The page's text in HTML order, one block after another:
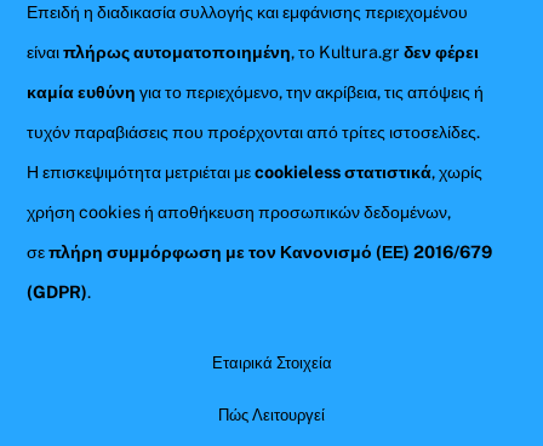
Επειδή η διαδικασία συλλογής και εμφάνισης περιεχομένου
είναιπλήρως αυτοματοποιημένη, το Kultura.grδεν φέρει
καμία ευθύνη για το περιεχόμενο, την ακρίβεια, τις απόψεις ή
τυχόν παραβιάσεις που προέρχονται από τρίτες ιστοσελίδες.
Η επισκεψιμότητα μετριέται μεcookieless στατιστικά, χωρίς
χρήση cookies ή αποθήκευση προσωπικών δεδομένων,
σεπλήρη συμμόρφωση με τον Κανονισμό (ΕΕ) 2016/679
(GDPR).
Εταιρικά Στοιχεία
Πώς Λειτουργεί